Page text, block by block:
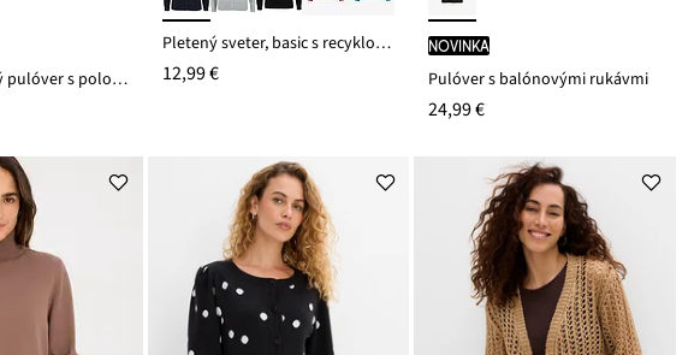
Jemne pletený pulóver s polo golierom
Pletený sveter, basic s recyklovanou bavlnou
12,99 €
novinka
Pulóver s balónovými rukávmi
24,99 €